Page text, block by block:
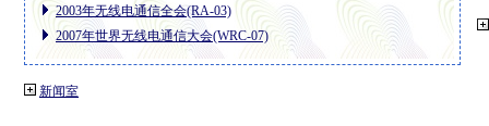
2003年无线电通信全会(RA-03)
2007年世界无线电通信大会(WRC-07)
新闻室